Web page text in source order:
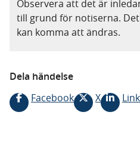
Observera att det är
till grund för notiserna.
kan komma att ändras.
Dela händelse
Facebook
X